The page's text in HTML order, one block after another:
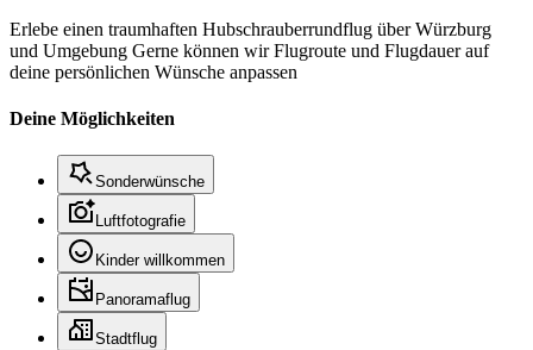
Erlebe einen traumhaften Hubschrauberrundflug über Würzburg
und Umgebung Gerne können wir Flugroute und Flugdauer auf
deine persönlichen Wünsche anpassen
Deine Möglichkeiten
Sonderwünsche
Luftfotografie
Kinder willkommen
Panoramaflug
Stadtflug